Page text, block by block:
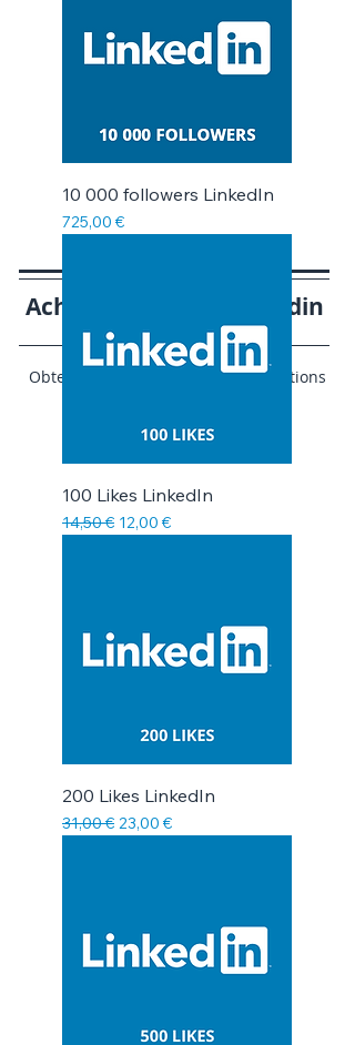
10 000 followers LinkedIn
Prix
725,00 €
Acheter des likes Linkedin
Obtenez des likes pour vos publications
100 Likes LinkedIn
Prix original
14,50 € Prix promotionnel
12,00 €
200 Likes LinkedIn
Prix original
31,00 € Prix promotionnel
23,00 €